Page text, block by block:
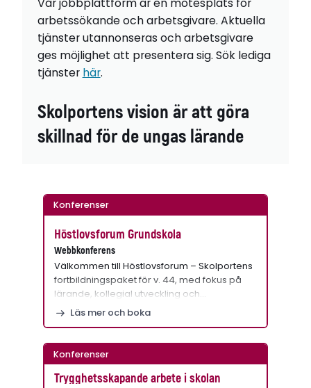
Vår jobbplattform är en mötesplats för
arbetssökande och arbetsgivare. Aktuella
tjänster utannonseras och arbetsgivare
ges möjlighet att presentera sig. Sök lediga
tjänster här.
Skolportens vision är att göra
skillnad för de ungas lärande
Konferenser
Höstlovsforum Grundskola
Webbkonferens
Välkommen till Höstlovsforum – Skolportens
fortbildningspaket för v. 44, med fokus på
lärande, kollegial utveckling och…
Läs mer och boka
Konferenser
Trygghetsskapande arbete i skolan